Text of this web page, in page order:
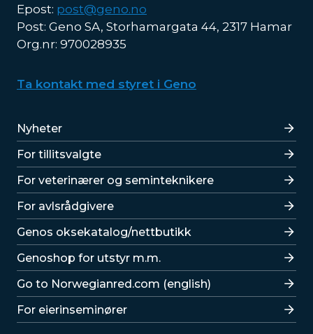
Epost: post@geno.no
Post: Geno SA, Storhamargata 44, 2317 Hamar
Org.nr: 970028935
Ta kontakt med styret i Geno
Lenker
Nyheter
For tillitsvalgte
For veterinærer og seminteknikere
For avlsrådgivere
Lenker
Genos oksekatalog/nettbutikk
Genoshop for utstyr m.m.
Go to Norwegianred.com (english)
For eierinseminører